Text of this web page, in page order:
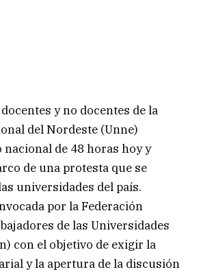
y no docentes de la
del Nordeste (Unne)
de 48 horas hoy y
de una protesta que se
universidades del país.
por la Federación
de las Universidades
con el objetivo de exigir la
y la apertura de la discusión